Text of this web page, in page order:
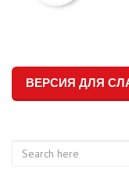
ВЕРСИЯ ДЛЯ